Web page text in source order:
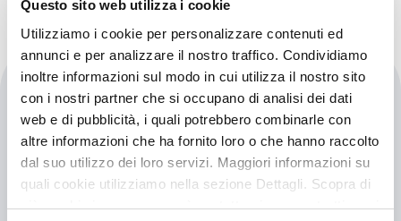
Questo sito web utilizza i cookie
Utilizziamo i cookie per personalizzare contenuti ed
annunci e per analizzare il nostro traffico. Condividiamo
inoltre informazioni sul modo in cui utilizza il nostro sito
con i nostri partner che si occupano di analisi dei dati
web e di pubblicità, i quali potrebbero combinarle con
altre informazioni che ha fornito loro o che hanno raccolto
dal suo utilizzo dei loro servizi. Maggiori informazioni su
quali cookie utilizziamo nella sezione Dettagli. Scopra di
più su chi siamo, come può contattarci e come trattiamo i
V-mat Service Srl
Via Sommariva 40
10022 Carmagnola (TO)
Indicazioni